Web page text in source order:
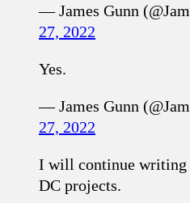
— James Gunn
27, 2022
Yes.
— James Gunn
27, 2022
I will continue writing
DC projects.